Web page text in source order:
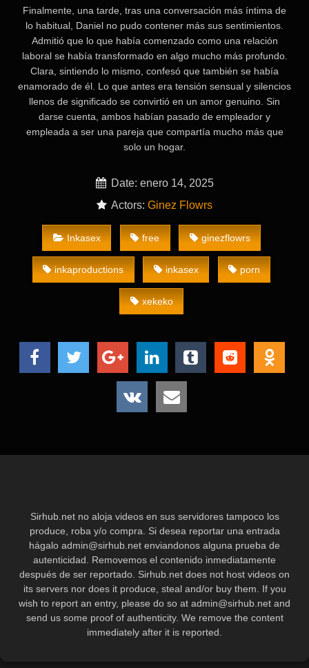
Finalmente, una tarde, tras una conversación más íntima de
lo habitual, Daniel no pudo contener más sus sentimientos.
Admitió que lo que había comenzado como una relación
laboral se había transformado en algo mucho más profundo.
Clara, sintiendo lo mismo, confesó que también se había
enamorado de él. Lo que antes era tensión sensual y silencios
llenos de significado se convirtió en un amor genuino. Sin
darse cuenta, ambos habían pasado de empleador y
empleada a ser una pareja que compartía mucho más que
solo un hogar.
Date: enero 14, 2025
Actors: Ginez Flowrs
Inkasex free ginezflowrs
inkaproductions inkasex porn
xekeko
Sirhub.net no aloja videos en sus servidores tampoco los
produce, roba y/o compra. Si desea reportar una entrada
hágalo admin@sirhub.net enviandonos alguna prueba de
autenticidad. Removemos el contenido inmediatamente
después de ser reportado. Sirhub.net does not host videos on
its servers nor does it produce, steal and/or buy them. If you
wish to report an entry, please do so at admin@sirhub.net and
send us some proof of authenticity. We remove the content
immediately after it is reported.